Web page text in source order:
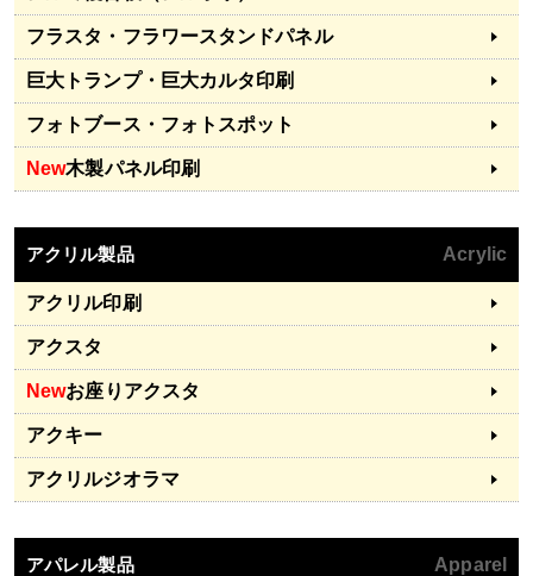
フラスタ・フラワースタンドパネル
巨大トランプ・巨大カルタ印刷
フォトブース・フォトスポット
New木製パネル印刷
アクリル製品 Acrylic
アクリル印刷
アクスタ
Newお座りアクスタ
アクキー
アクリルジオラマ
アパレル製品 Apparel